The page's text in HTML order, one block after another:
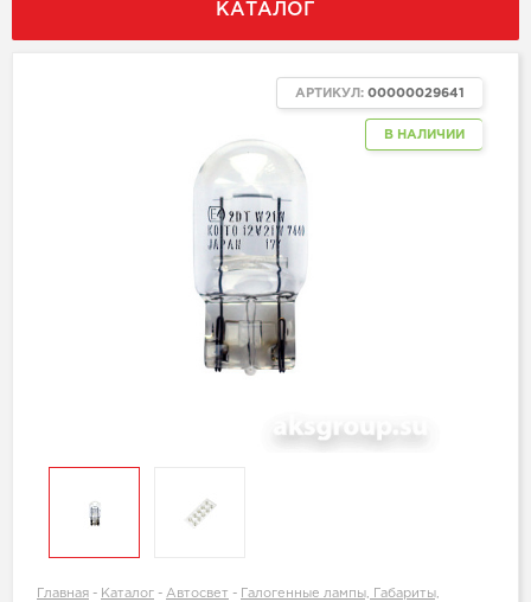
КАТАЛОГ
В НАЛИЧИИ
АРТИКУЛ: 00000029641
Главная - Каталог - Автосвет -
Галогенные лампы, Габариты,